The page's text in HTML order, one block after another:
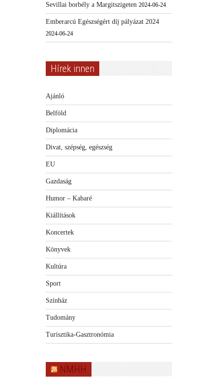
Sevillai borbély a Margitszigeten 2024-06-24
Emberarcú Egészségért díj pályázat 2024
2024-06-24
Hírek innen
Ajánló
Belföld
Diplomácia
Divat, szépség, egészség
EU
Gazdaság
Humor – Kabaré
Kiállítások
Koncertek
Könyvek
Kultúra
Sport
Színház
Tudomány
Turisztika-Gasztronómia
NMHH